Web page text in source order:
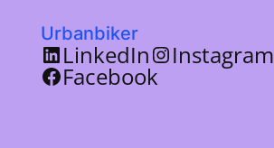
Urbanbiker
LinkedIn Instagram
Facebook